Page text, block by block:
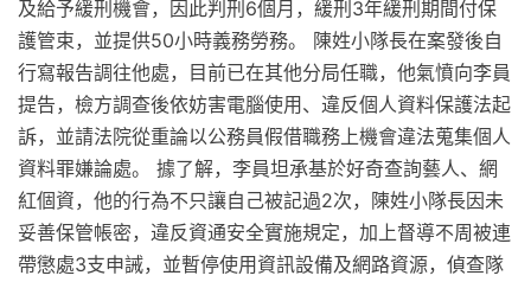
及給予緩刑機會，因此判刑6個月，緩刑3年緩刑期間付保
護管束，並提供50小時義務勞務。 陳姓小隊長在案發後自
行寫報告調往他處，目前已在其他分局任職，他氣憤向李員
提告，檢方調查後依妨害電腦使用、違反個人資料保護法起
訴，並請法院從重論以公務員假借職務上機會違法蒐集個人
資料罪嫌論處。 據了解，李員坦承基於好奇查詢藝人、網
紅個資，他的行為不只讓自己被記過2次，陳姓小隊長因未
妥善保管帳密，違反資通安全實施規定，加上督導不周被連
帶懲處3支申誡，並暫停使用資訊設備及網路資源，偵查隊